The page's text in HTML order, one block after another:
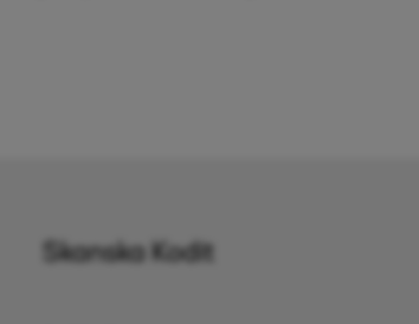
Skanska Kodit